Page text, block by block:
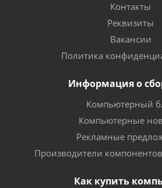
Контакты
Реквизиты
Вакансии
Политика
Информация о
Компьютерный
Компьютерные
Рекламные
Производители
Как купить